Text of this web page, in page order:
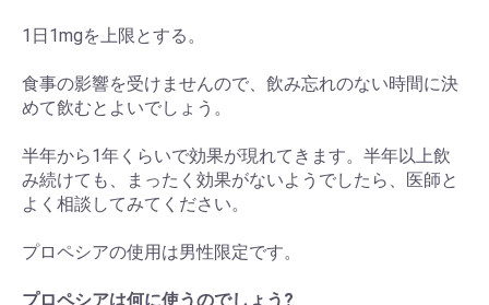
1日1mgを上限とする。
食事の影響を受けませんので、飲み忘れのない時間に決
めて飲むとよいでしょう。
半年から1年くらいで効果が現れてきます。半年以上飲
み続けても、まったく効果がないようでしたら、医師と
よく相談してみてください。
プロペシアの使用は男性限定です。
プロペシアは何に使うのでしょう?